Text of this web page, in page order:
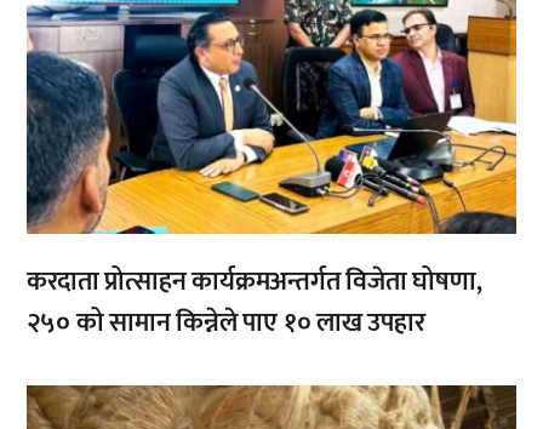
करदाता प्रोत्साहन कार्यक्रमअन्तर्गत विजेता घोषणा,
२५० को सामान किन्नेले पाए १० लाख उपहार
,,